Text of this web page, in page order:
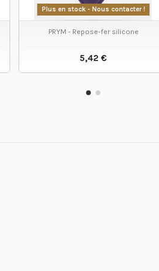
Plus en stock - Nous contacter !
PRYM - Repose-fer silicone
5,42 €
VOIR LE PRODUIT